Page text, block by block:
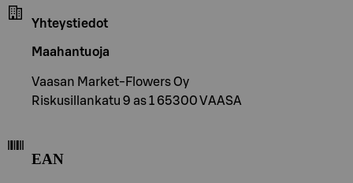
Yhteystiedot
Maahantuoja
Vaasan Market-Flowers Oy
Riskusillankatu 9 as 1 65300 VAASA
EAN